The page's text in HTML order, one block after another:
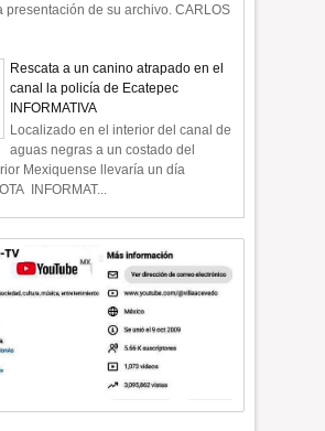
presentación de su archivo. CARLOS
Rescata a un canino atrapado en el
canal la policía de Ecatepec
INFORMATIVA
Localizado en el interior del canal de
aguas negras a un costado del
Mexiquense llevaría un día
INFORMAT...